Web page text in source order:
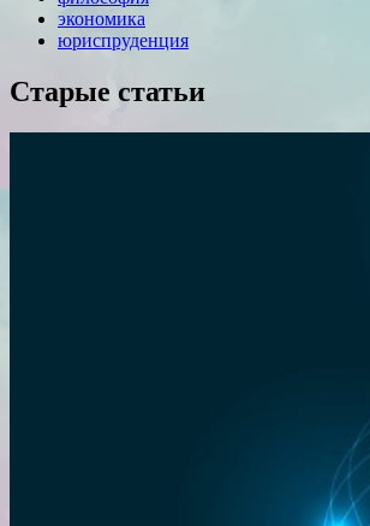
экономика
юриспруденция
Старые статьи